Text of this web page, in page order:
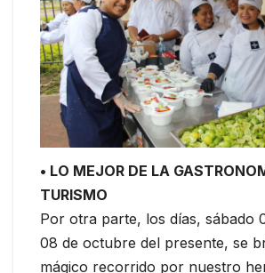
• LO MEJOR DE LA
TURISMO
Por otra parte, los días, sábado
08 de octubre del presente, se
mágico recorrido por nuestro